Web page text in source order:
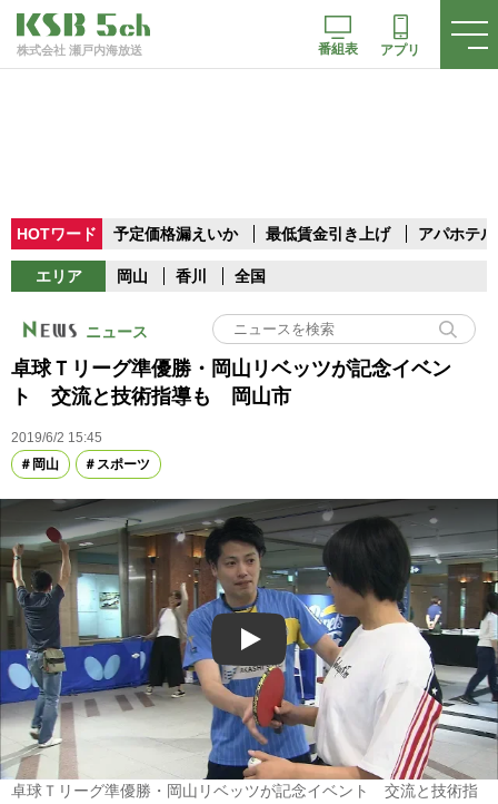
株式会社 瀬戸内海放送 番組表 アプリ
HOTワード 予定価格漏えいか 最低賃金引き上げ アパホテル
エリア 岡山 香川 全国
ニュース
卓球Ｔリーグ準優勝・岡山リベッツが記念イベン
ト 交流と技術指導も 岡山市
2019/6/2 15:45
岡山
スポーツ
Play
卓球Ｔリーグ準優勝・岡山リベッツが記念イベント 交流と技術指